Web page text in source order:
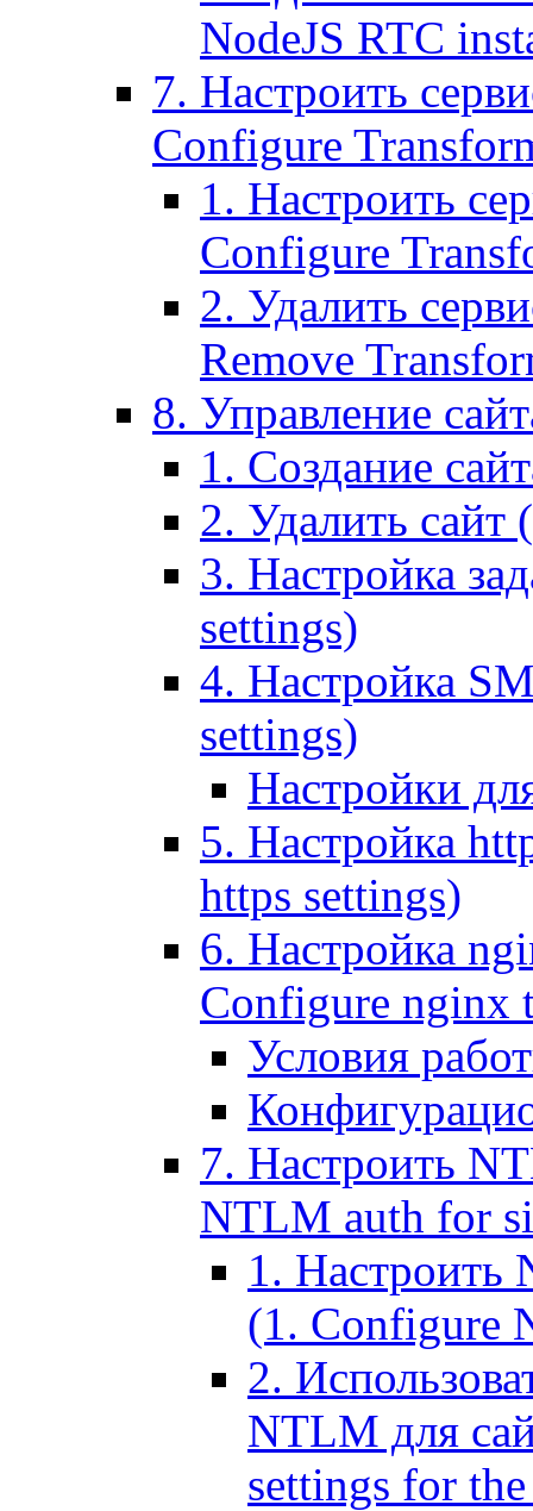
NodeJS RTC
7. Настроить
Configure
1. Настроить
Configure
2. Удалить
Remove
8. Управление
1. Создание
2. Удалить сайт
3. Настройка
settings)
4. Настройка
settings)
Настройки
5. Настройка
https settings)
6. Настройка
Configure nginx
Условия
7. Настроить
NTLM auth for
1. Настроить
(1. Configure
2.
NTLM для
settings for